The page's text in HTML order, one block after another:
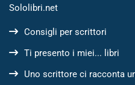
Sololibri.net
Consigli per scrittori
Ti presento i miei... libri
Uno scrittore ci racconta